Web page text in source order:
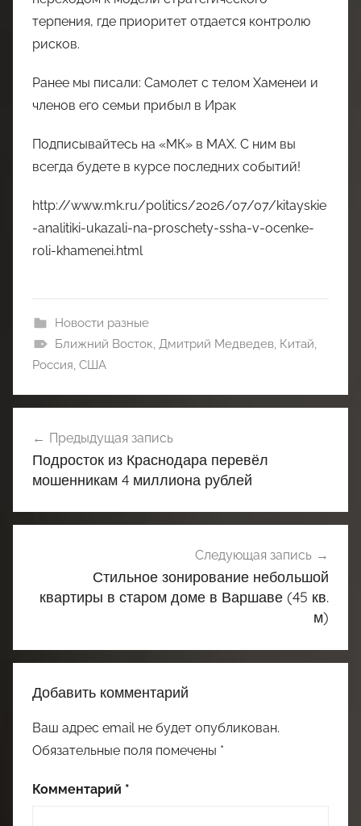
терпения, где приоритет отдается контролю
рисков.
Ранее мы писали: Самолет с телом Хаменеи и
членов его семьи прибыл в Ирак
Подписывайтесь на «МК» в MAX. С ним вы
всегда будете в курсе последних событий!
http://www.mk.ru/politics/2026/07/07/kitayskie
-analitiki-ukazali-na-proschety-ssha-v-ocenke-
roli-khamenei.html
Новости разные
Ближний Восток Дмитрий Медведев, Китай
Россия США
по
записям
Предыдущая запись
Подросток из Краснодара перевёл
мошенникам 4 миллиона рублей
Следующая запись
Стильное зонирование небольшой
квартиры в старом доме в Варшаве (45 кв.
м)
Добавить комментарий
Ваш адрес email не будет опубликован.
Обязательные поля помечены *
Комментарий *